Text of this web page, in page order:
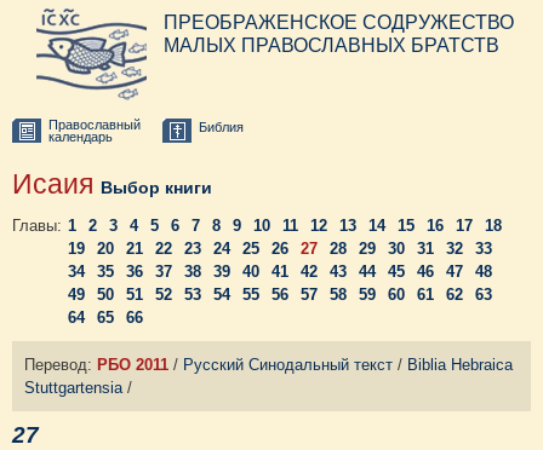
ПРЕОБРАЖЕНСКОЕ СОДРУЖЕСТВО
МАЛЫХ ПРАВОСЛАВНЫХ БРАТСТВ
Православный
календарь
Библия
Исаия Выбор книги
Главы: 1 2 3 4 5 6 7 8 9 10 11 12 13 14 15 16 17
18
19
20 21 22 23 24 25 26 27 28 29 30 31 32
33
34
35 36 37 38 39 40 41 42 43 44 45 46 47
48
49
50 51 52 53 54 55 56 57 58 59 60 61 62
63
64
65 66
Перевод: РБО 2011 / Русский Синодальный текст / Biblia Hebraica
Stuttgartensia/
27